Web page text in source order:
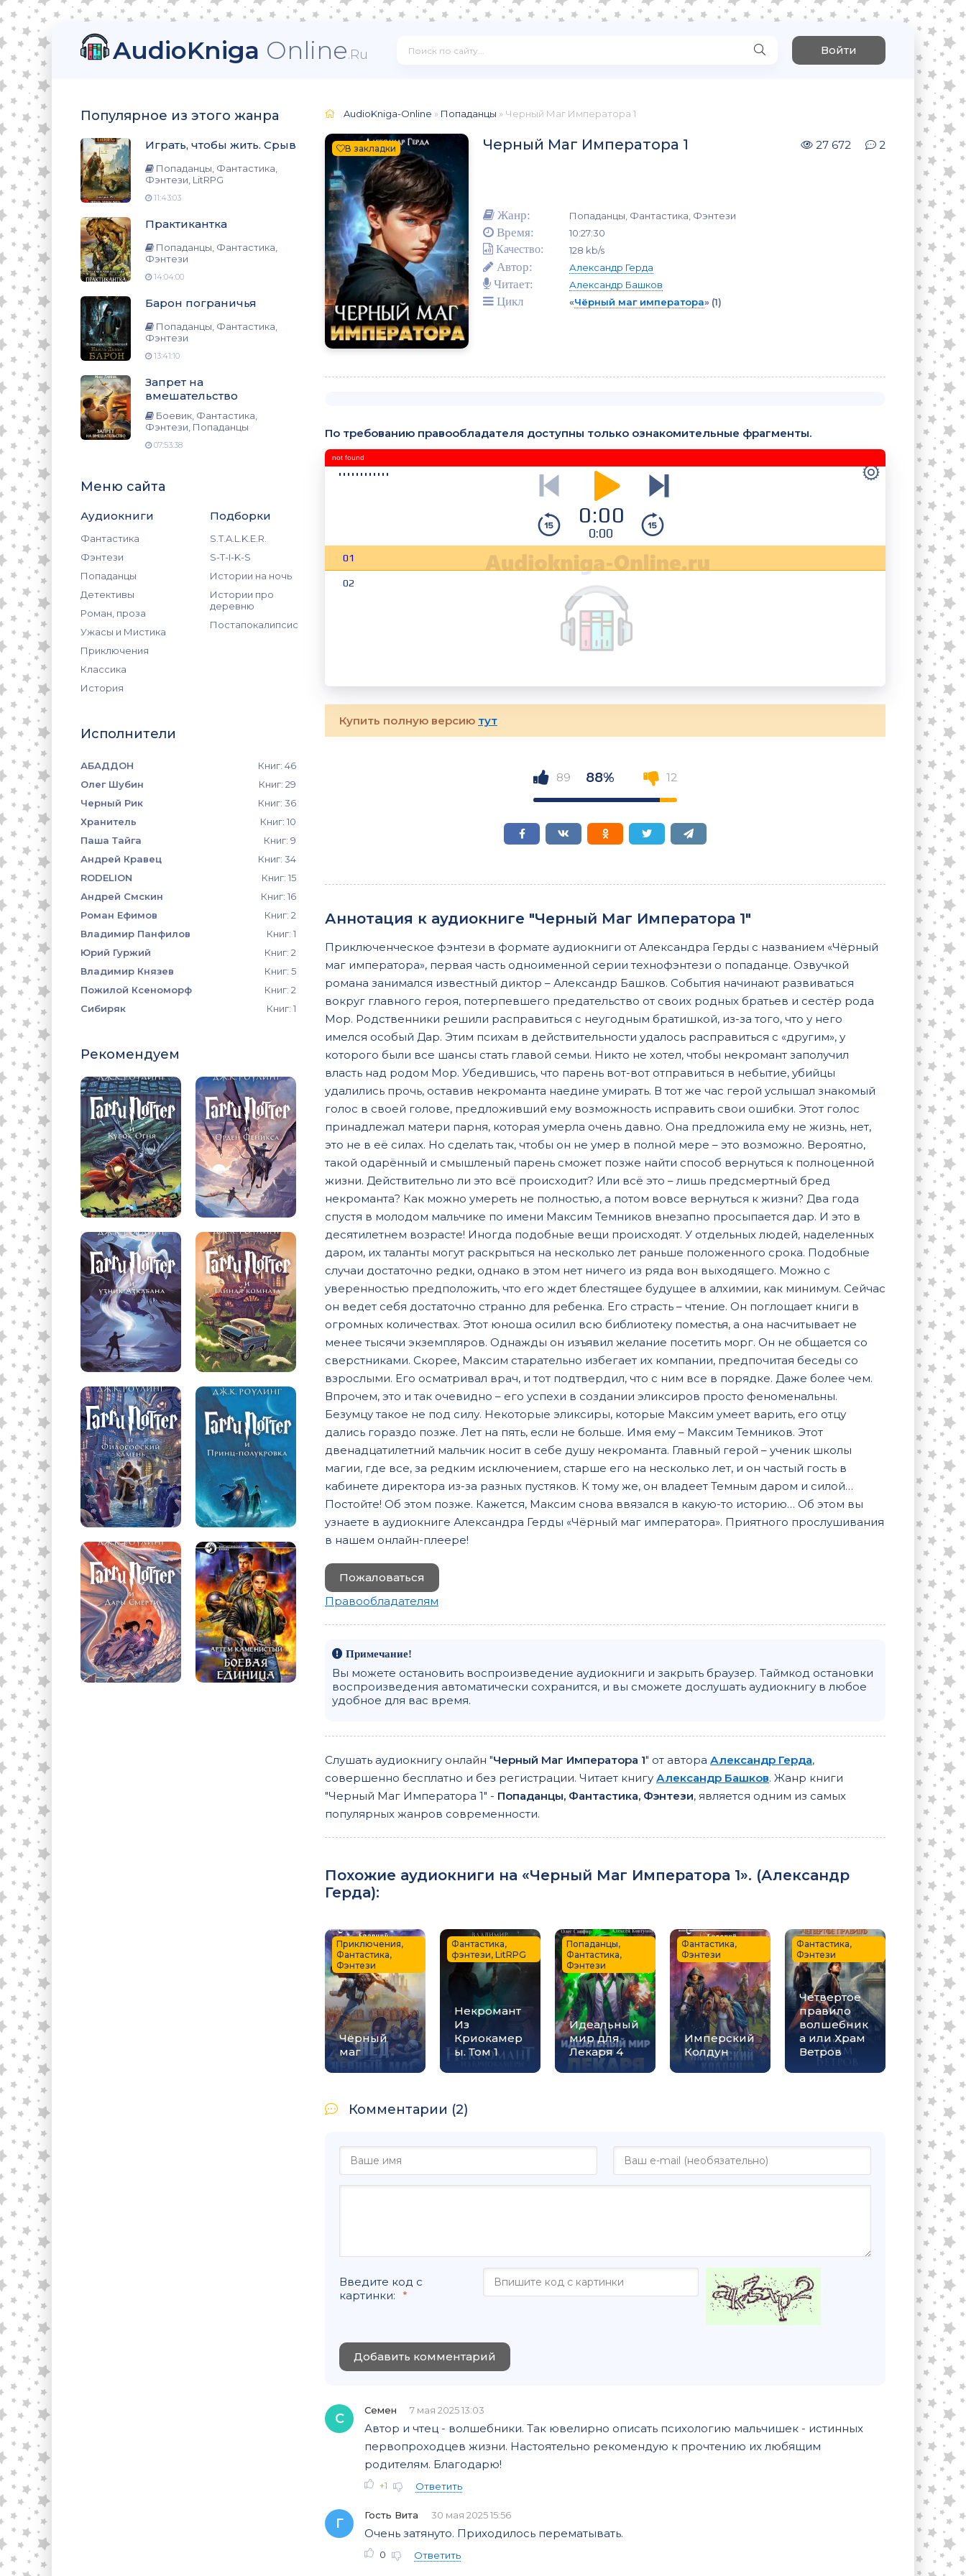
AudioKniga Online.Ru Войти
Популярное из этого жанра
Играть, чтобы жить. Срыв
Попаданцы, Фантастика,
Фэнтези, LitRPG
11:43:03
Практикантка
Попаданцы, Фантастика,
Фэнтези
14:04:00
Барон пограничья
Попаданцы, Фантастика,
Фэнтези
13:41:10
Запрет на
вмешательство
Боевик, Фантастика,
Фэнтези, Попаданцы
07:53:38
Меню сайта
Аудиокниги
Фантастика
Фэнтези
Попаданцы
Детективы
Роман, проза
Ужасы и Мистика
Приключения
Классика
История
Подборки
S.T.A.L.K.E.R.
S-T-I-K-S
Истории на ночь
Истории про
деревню
Постапокалипсис
Исполнители
АБАДДОН
Книг: 46
Олег Шубин
Книг: 29
Черный Рик
Книг: 36
Хранитель
Книг: 10
Паша Тайга
Книг: 9
Андрей Кравец
Книг: 34
RODELION
Книг: 15
Андрей Смскин
Книг: 16
Роман Ефимов
Книг: 2
Владимир Панфилов
Книг: 1
Юрий Гуржий
Книг: 2
Владимир Князев
Книг: 5
Пожилой Ксеноморф
Книг: 2
Сибиряк
Книг: 1
Рекомендуем
AudioKniga-Online » Попаданцы » Черный Маг Императора 1
В закладки Черный Маг Императора 1 27 672 2
Жанр: Попаданцы, Фантастика, Фэнтези
Время: 10:27:30
Качество: 128 kb/s
Автор: Александр Герда
Читает: Александр Башков
Цикл «Чёрный маг императора» (1)
По требованию правообладателя доступны только ознакомительные фрагменты.
0:00
0:00
01
02
not found
Купить полную версию тут
89 88% 12
Аннотация к аудиокниге "Черный Маг Императора 1"
Приключенческое фэнтези в формате аудиокниги от Александра Герды с названием «Чёрный
маг императора», первая часть одноименной серии технофэнтези о попаданце. Озвучкой
романа занимался известный диктор – Александр Башков. События начинают развиваться
вокруг главного героя, потерпевшего предательство от своих родных братьев и сестёр рода
Мор. Родственники решили расправиться с неугодным братишкой, из-за того, что у него
имелся особый Дар. Этим психам в действительности удалось расправиться с «другим», у
которого были все шансы стать главой семьи. Никто не хотел, чтобы некромант заполучил
власть над родом Мор. Убедившись, что парень вот-вот отправиться в небытие, убийцы
удалились прочь, оставив некроманта наедине умирать. В тот же час герой услышал знакомый
голос в своей голове, предложивший ему возможность исправить свои ошибки. Этот голос
принадлежал матери парня, которая умерла очень давно. Она предложила ему не жизнь, нет,
это не в её силах. Но сделать так, чтобы он не умер в полной мере – это возможно. Вероятно,
такой одарённый и смышленый парень сможет позже найти способ вернуться к полноценной
жизни. Действительно ли это всё происходит? Или всё это – лишь предсмертный бред
некроманта? Как можно умереть не полностью, а потом вовсе вернуться к жизни? Два года
спустя в молодом мальчике по имени Максим Темников внезапно просыпается дар. И это в
десятилетнем возрасте! Иногда подобные вещи происходят. У отдельных людей, наделенных
даром, их таланты могут раскрыться на несколько лет раньше положенного срока. Подобные
случаи достаточно редки, однако в этом нет ничего из ряда вон выходящего. Можно с
уверенностью предположить, что его ждет блестящее будущее в алхимии, как минимум. Сейчас
он ведет себя достаточно странно для ребенка. Его страсть – чтение. Он поглощает книги в
огромных количествах. Этот юноша осилил всю библиотеку поместья, а она насчитывает не
менее тысячи экземпляров. Однажды он изъявил желание посетить морг. Он не общается со
сверстниками. Скорее, Максим старательно избегает их компании, предпочитая беседы со
взрослыми. Его осматривал врач, и тот подтвердил, что с ним все в порядке. Даже более чем.
Впрочем, это и так очевидно – его успехи в создании эликсиров просто феноменальны.
Безумцу такое не под силу. Некоторые эликсиры, которые Максим умеет варить, его отцу
дались гораздо позже. Лет на пять, если не больше. Имя ему – Максим Темников. Этот
двенадцатилетний мальчик носит в себе душу некроманта. Главный герой – ученик школы
магии, где все, за редким исключением, старше его на несколько лет, и он частый гость в
кабинете директора из-за разных пустяков. К тому же, он владеет Темным даром и силой…
Постойте! Об этом позже. Кажется, Максим снова ввязался в какую-то историю… Об этом вы
узнаете в аудиокниге Александра Герды «Чёрный маг императора». Приятного прослушивания
в нашем онлайн-плеере!
Пожаловаться
Правообладателям
Примечание!
Вы можете остановить воспроизведение аудиокниги и закрыть браузер. Таймкод остановки
воспроизведения автоматически сохранится, и вы сможете дослушать аудиокнигу в любое
удобное для вас время.
Слушать аудиокнигу онлайн "Черный Маг Императора 1" от автора Александр Герда,
совершенно бесплатно и без регистрации. Читает книгу Александр Башков. Жанр книги
"Черный Маг Императора 1" - Попаданцы, Фантастика, Фэнтези, является одним из самых
популярных жанров современности.
Похожие аудиокниги на «Черный Маг Императора 1». (Александр
Герда):
Чёрный
маг
Приключения,
Фантастика,
Фэнтези
Некромант
Из
Криокамер
ы. Том 1
Фантастика,
фэнтези, LitRPG
Идеальный
мир для
Лекаря 4
Попаданцы,
Фантастика,
Фэнтези
Имперский
Колдун
Фантастика,
Фэнтези
Четвертое
правило
волшебник
а или Храм
Ветров
Фантастика,
Фэнтези
Комментарии (2)
Введите код с
картинки:
Добавить комментарий
С
Семен 7 мая 2025 13:03
Автор и чтец - волшебники. Так ювелирно описать психологию мальчишек - истинных
первопроходцев жизни. Настоятельно рекомендую к прочтению их любящим
родителям. Благодарю!
+1 Ответить
Г
Гость Вита 30 мая 2025 15:56
Очень затянуто. Приходилось перематывать.
0 Ответить
LitRPG
Попаданцы